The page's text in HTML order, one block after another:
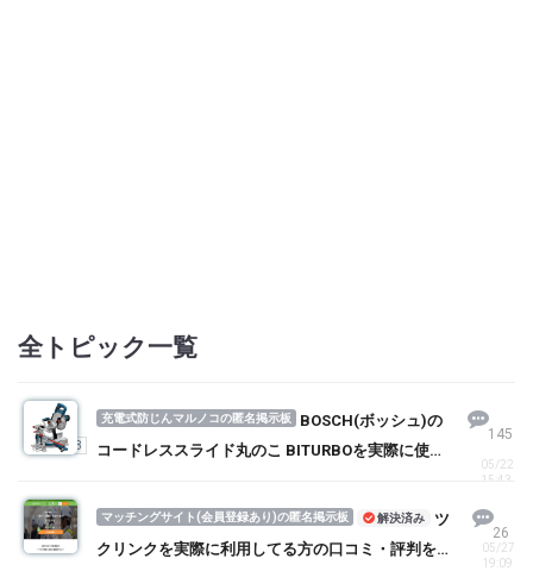
全トピック一覧
充電式防じんマルノコの匿名掲示板
BOSCH(ボッシュ)の
コードレススライド丸のこ BITURBOを実際に使っ
1 2 3
145
05/22
15:43
マッチングサイト(会員登録あり)の匿名掲示板 解決済み
ツ
クリンクを実際に利用してる方の口コミ・評判を求
26
05/27
19:09